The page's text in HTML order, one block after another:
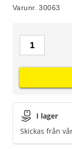
Varunr. 30063
I lager
Skickas från